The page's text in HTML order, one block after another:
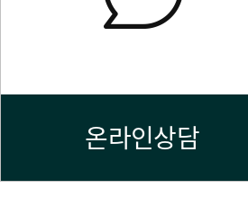
온라인상담